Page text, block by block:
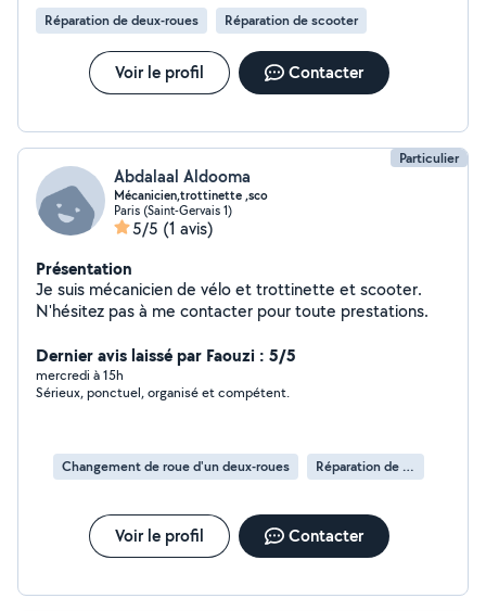
Réparation de deux-roues Réparation de scooter
Voir le profil Contacter
Particulier
Abdalaal Aldooma
Mécanicien,trottinette ,sco
Paris (Saint-Gervais 1)
5/5 (1 avis)
Présentation
Je suis mécanicien de vélo et trottinette et scooter.
N'hésitez pas à me contacter pour toute prestations.
Dernier avis laissé par Faouzi : 5/5
mercredi à 15h
Sérieux, ponctuel, organisé et compétent.
Changement de roue d'un deux-roues Réparation de deux-roues
Voir le profil Contacter